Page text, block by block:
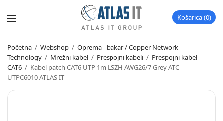
Košarica 0
Početna / Webshop / Oprema - bakar / Copper Network
Technology / Mrežni kabel / Prespojni kabeli / Prespojni kabel -
CAT6 / Kabel patch CAT6 UTP 1m LSZH AWG26/7 Grey ATC-
UTPC6010 ATLAS IT